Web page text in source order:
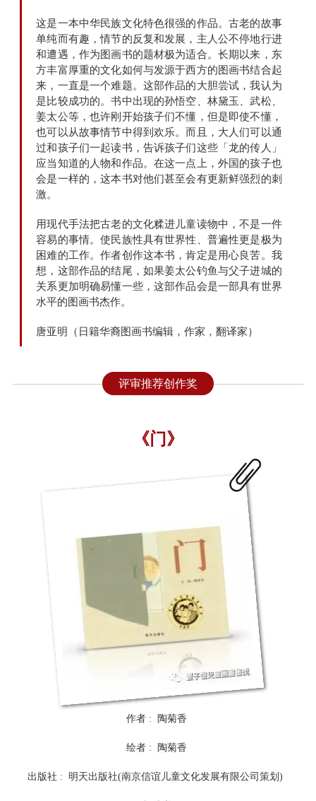
这是一本中华民族文化特色很强的作品。古老的故事
单纯而有趣，情节的反复和发展，主人公不停地行进
和遭遇，作为图画书的题材极为适合。长期以来，东
方丰富厚重的文化如何与发源于西方的图画书结合起
来，一直是一个难题。这部作品的大胆尝试，我认为
是比较成功的。书中出现的孙悟空、林黛玉、武松、
姜太公等，也许刚开始孩子们不懂，但是即使不懂，
也可以从故事情节中得到欢乐。而且，大人们可以通
过和孩子们一起读书，告诉孩子们这些「龙的传人」
应当知道的人物和作品。在这一点上，外国的孩子也
会是一样的，这本书对他们甚至会有更新鲜强烈的刺
激。
用现代手法把古老的文化糅进儿童读物中，不是一件
容易的事情。使民族性具有世界性、普遍性更是极为
困难的工作。作者创作这本书，肯定是用心良苦。我
想，这部作品的结尾，如果姜太公钓鱼与父子进城的
关系更加明确易懂一些，这部作品会是一部具有世界
水平的图画书杰作。
唐亚明（日籍华裔图画书编辑，作家，翻译家）
评审推荐创作奖
《门》
作者 : 陶菊香
绘者 : 陶菊香
出版社 : 明天出版社(南京信谊儿童文化发展有限公司策划)